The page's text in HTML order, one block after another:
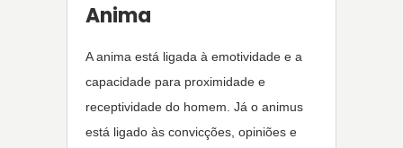
Anima
A anima está ligada à emotividade e a
capacidade para proximidade e
receptividade do homem. Já o animus
está ligado às convicções, opiniões e